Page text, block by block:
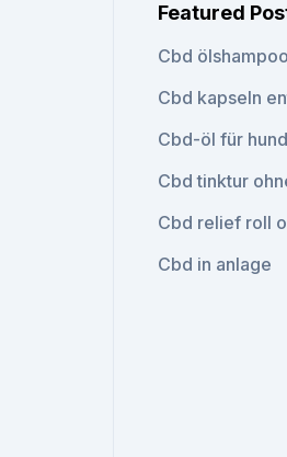
Featured
Cbd
Cbd kapseln
Cbd-öl für
Cbd tinktur
Cbd relief roll
Cbd in anlage